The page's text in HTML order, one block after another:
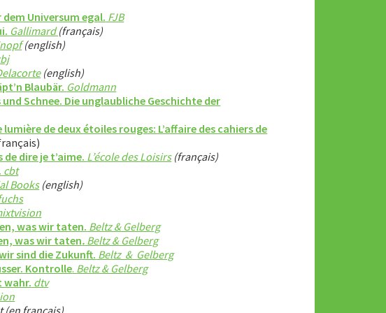
Universum egal. FJB
Gallimard(français)
(english)
(english)
Blaubär. Goldmann
und Schnee. Die unglaubliche Geschichte der
lumière de deux étoiles rouges: L’affaire des cahiers de
dire je t’aime. L’école des Loisirs (français)
cbt
Books(english)
was wir taten. Beltz & Gelberg
was wir taten. Beltz & Gelberg
sind die Zukunft. Beltz & Gelberg
Kontrolle. Beltz & Gelberg
wahr. dtv
(en français)